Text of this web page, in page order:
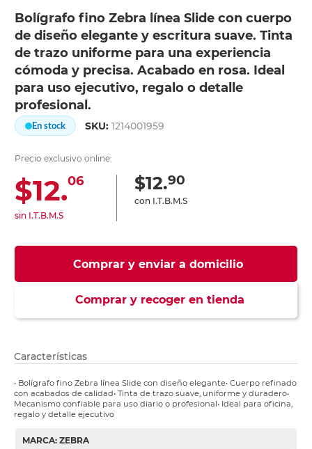
Bolígrafo fino Zebra línea Slide con cuerpo
de diseño elegante y escritura suave. Tinta
de trazo uniforme para una experiencia
cómoda y precisa. Acabado en rosa. Ideal
para uso ejecutivo, regalo o detalle
profesional.
En stock SKU:1214001959
Precio exclusivo online:
$12.06
sin I.T.B.M.S
$12.90
con I.T.B.M.S
Comprar y enviar a domicilio
Comprar y recoger en tienda
Características
• Bolígrafo fino Zebra línea Slide con diseño elegante• Cuerpo refinado
con acabados de calidad• Tinta de trazo suave, uniforme y duradero•
Mecanismo confiable para uso diario o profesional• Ideal para oficina,
regalo y detalle ejecutivo
MARCA: ZEBRA